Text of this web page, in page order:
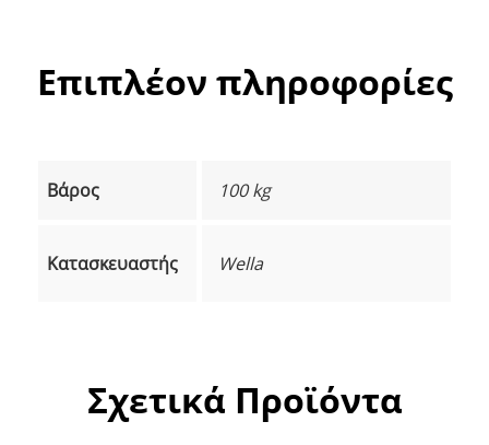
Επιπλέον πληροφορίες
Βάρος 100 kg
Κατασκευαστής Wella
Σχετικά Προϊόντα